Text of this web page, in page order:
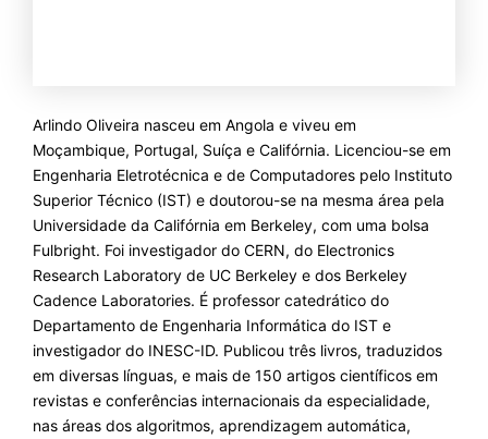
Arlindo Oliveira nasceu em Angola e viveu em
Moçambique, Portugal, Suíça e Califórnia. Licenciou-se em
Engenharia Eletrotécnica e de Computadores pelo Instituto
Superior Técnico (IST) e doutorou-se na mesma área pela
Universidade da Califórnia em Berkeley, com uma bolsa
Fulbright. Foi investigador do CERN, do Electronics
Research Laboratory de UC Berkeley e dos Berkeley
Cadence Laboratories. É professor catedrático do
Departamento de Engenharia Informática do IST e
investigador do INESC-ID. Publicou três livros, traduzidos
em diversas línguas, e mais de 150 artigos científicos em
revistas e conferências internacionais da especialidade,
nas áreas dos algoritmos, aprendizagem automática,